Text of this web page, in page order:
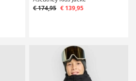
€ 174,95 € 139,95